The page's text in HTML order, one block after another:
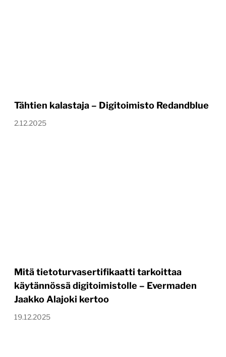
Tähtien kalastaja – Digitoimisto Redandblue
2.12.2025
Mitä tietoturvasertifikaatti tarkoittaa
käytännössä digitoimistolle – Evermaden
Jaakko Alajoki kertoo
19.12.2025